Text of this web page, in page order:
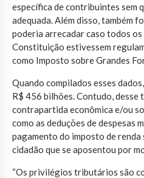
específica de contribuintes sem
adequada. Além disso, também
poderia arrecadar caso todos
Constituição estivessem
como Imposto sobre Grandes
Quando compilados esses
R$ 456 bilhões. Contudo, desse
contrapartida econômica e/ou
como as deduções de despesas
pagamento do imposto de
cidadão que se aposentou por
“Os privilégios tributários são